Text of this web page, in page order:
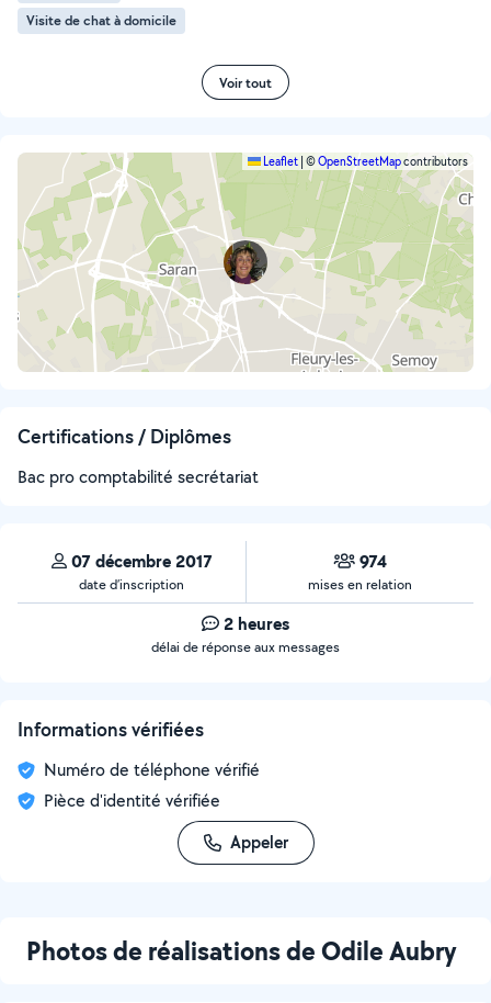
Visite de chat à domicile
Voir tout
Leaflet ©OpenStreetMapcontributors
Certifications / Diplômes
Bac pro comptabilité secrétariat
07 décembre 2017
date d’inscription
974
mises en relation
2 heures
délai de réponse aux messages
Informations vérifiées
Numéro de téléphone vérifié
Pièce d'identité vérifiée
Appeler
Photos de réalisations de Odile Aubry